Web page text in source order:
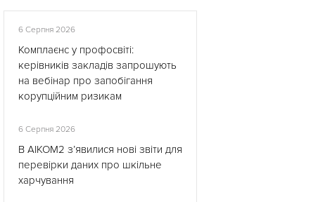
6 Серпня 2026
Комплаєнс у профосвіті:
керівників закладів запрошують
на вебінар про запобігання
корупційним ризикам
6 Серпня 2026
В АІКОМ2 з’явилися нові звіти для
перевірки даних про шкільне
харчування